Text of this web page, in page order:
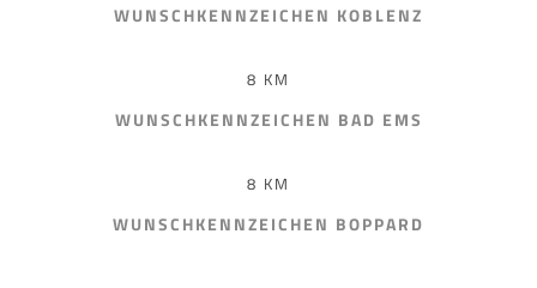
WUNSCHKENNZEICHEN KOBLENZ
8 KM
WUNSCHKENNZEICHEN BAD EMS
8 KM
WUNSCHKENNZEICHEN BOPPARD